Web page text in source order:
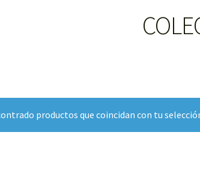
productos que coincidan con tu